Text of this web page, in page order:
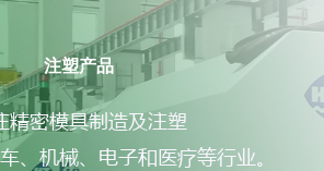
注塑产品
精密模具制造及注塑
、机械、电子和医疗等行业。